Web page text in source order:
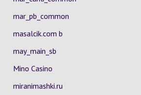
mar_pb_common
masalcik.com b
may_main_sb
Mino Casino
miranimashki.ru